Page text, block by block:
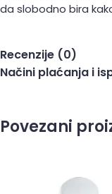
da slobodno bira
Recenzije (0)
Načini plaćanja i
Povezani